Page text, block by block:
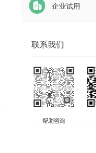
企业试用
联系我们